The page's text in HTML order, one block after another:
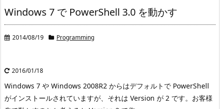
Windows 7 で PowerShell 3.0 を動かす
2014/08/19 Programming
2016/01/18
Windows 7 や Windows 2008R2 からはデフォルトで PowerShell
がインストールされていますが、それは Version が 2 です。 お客様